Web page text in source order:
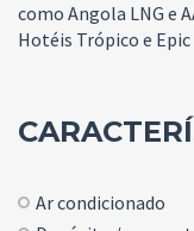
como Angola LNG e
Hotéis Trópico e Epic
Ar condicionado